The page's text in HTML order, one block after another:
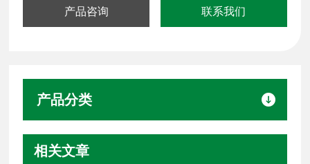
产品咨询 联系我们
产品分类
相关文章